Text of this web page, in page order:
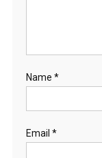
Name *
Email *